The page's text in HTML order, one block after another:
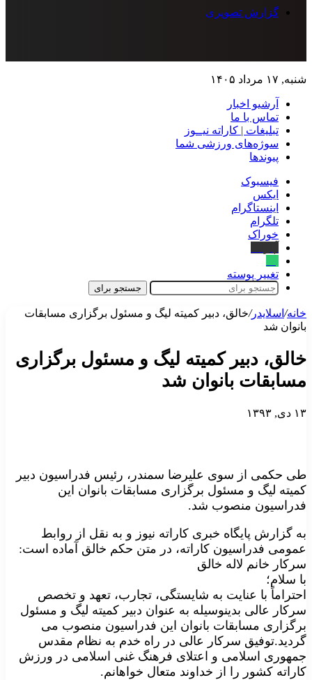
گزارش تصویری
شنبه, ۱۷ مرداد ۱۴۰۵
آرشیو اخبار
تماس‌ با‌ ما
تبلیغات | کاراته نیــوز
سوژه‌های ورزشی شما
پیوندها
فیسبوک
ایکس
اینستاگرام
تلگرام
خوراک
تغییر پوسته
جستجو برای
خانه/ اسلایدر/خالق، دبیر کمیته لیگ و مسئول برگزاری مسابقات
بانوان شد
خالق، دبیر کمیته لیگ و مسئول برگزاری
مسابقات بانوان شد
۱۳ دی, ۱۳۹۳
طی حکمی از سوی علیرضا سمندر، رئیس فدراسیون دبیر
کمیته لیگ و مسئول برگزاری مسابقات بانوان این
فدراسیون منصوب شد.
به گزارش پایگاه خبری کاراته نیوز و به نقل از روابط
عمومی فدراسیون کاراته، در متن حکم خالق آماده است:
سرکار خانم لاله خالق
با سلام؛
احتراماً با عنایت به شایستگی، تجارب، تعهد و تخصص
سرکار عالی بدینوسیله به عنوان دبیر کمیته لیگ و مسئول
برگزاری مسابقات بانوان این فدراسیون منصوب می
گردید.توفیق سرکار عالی در راه خدم به نظام مقدس
جمهوری اسلامی و اعتلای فرهنگ غنی اسلامی در ورزش
کاراته کشور را از خداوند متعال خواهانم.